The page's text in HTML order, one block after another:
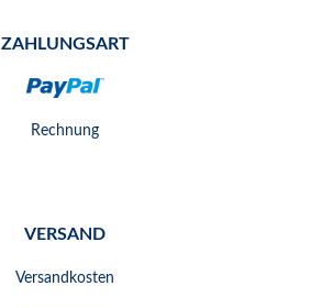
ZAHLUNGSART
Rechnung
VERSAND
Versandkosten